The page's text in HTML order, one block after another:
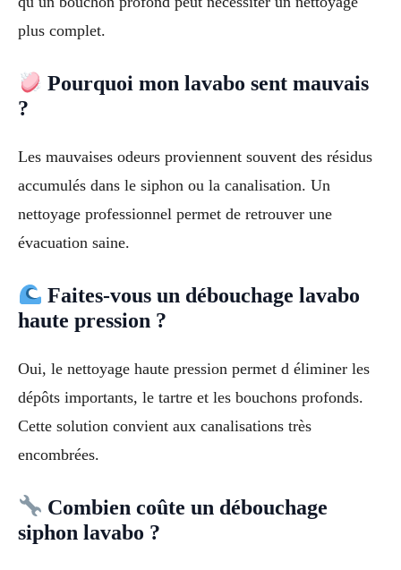
plus complet.
Pourquoi mon lavabo sent mauvais
?
Les mauvaises odeurs proviennent souvent des résidus
accumulés dans le siphon ou la canalisation. Un
nettoyage professionnel permet de retrouver une
évacuation saine.
Faites-vous un débouchage lavabo
haute pression ?
Oui, le nettoyage haute pression permet d éliminer les
dépôts importants, le tartre et les bouchons profonds.
Cette solution convient aux canalisations très
encombrées.
Combien coûte un débouchage
siphon lavabo ?